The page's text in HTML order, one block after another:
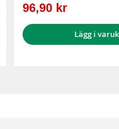
Reapris
96,90 kr
Lägg i